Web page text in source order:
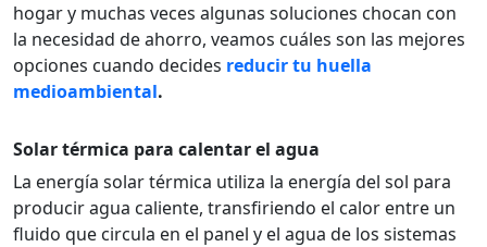
hogar y muchas veces algunas soluciones chocan con
la necesidad de ahorro, veamos cuáles son las mejores
opciones cuando decides reducir tu huella
medioambiental.
Solar térmica para calentar el agua
La energía solar térmica utiliza la energía del sol para
producir agua caliente, transfiriendo el calor entre un
fluido que circula en el panel y el agua de los sistemas